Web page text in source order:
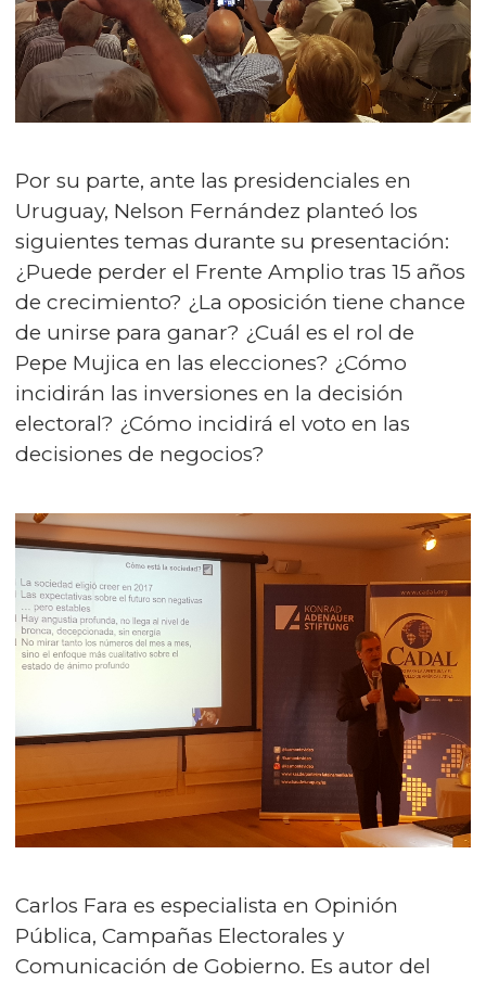
Por su parte, ante las presidenciales en
Uruguay, Nelson Fernández planteó los
siguientes temas durante su presentación:
¿Puede perder el Frente Amplio tras 15 años
de crecimiento? ¿La oposición tiene chance
de unirse para ganar? ¿Cuál es el rol de
Pepe Mujica en las elecciones? ¿Cómo
incidirán las inversiones en la decisión
electoral? ¿Cómo incidirá el voto en las
decisiones de negocios?
Carlos Fara es especialista en Opinión
Pública, Campañas Electorales y
Comunicación de Gobierno. Es autor del